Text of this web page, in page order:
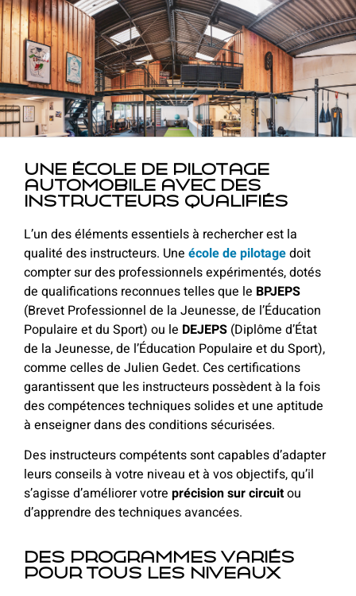
Une école de pilotage
automobile avec des
instructeurs qualifiés
L’un des éléments essentiels à rechercher est la
qualité des instructeurs. Une école de pilotagedoit
compter sur des professionnels expérimentés, dotés
de qualifications reconnues telles que le BPJEPS
(Brevet Professionnel de la Jeunesse, de l’Éducation
Populaire et du Sport) ou le DEJEPS (Diplôme d’État
de la Jeunesse, de l’Éducation Populaire et du Sport),
comme celles de Julien Gedet. Ces certifications
garantissent que les instructeurs possèdent à la fois
des compétences techniques solides et une aptitude
à enseigner dans des conditions sécurisées.
Des instructeurs compétents sont capables d’adapter
leurs conseils à votre niveau et à vos objectifs, qu’il
s’agisse d’améliorer votre précision sur circuitou
d’apprendre des techniques avancées.
Des programmes variés
pour tous les niveaux